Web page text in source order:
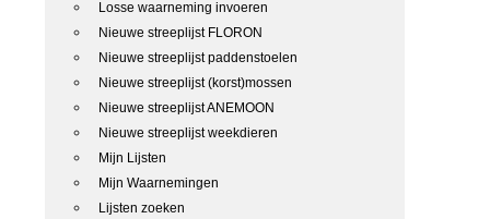
Losse waarneming invoeren
Nieuwe streeplijst FLORON
Nieuwe streeplijst paddenstoelen
Nieuwe streeplijst (korst)mossen
Nieuwe streeplijst ANEMOON
Nieuwe streeplijst weekdieren
Mijn Lijsten
Mijn Waarnemingen
Lijsten zoeken